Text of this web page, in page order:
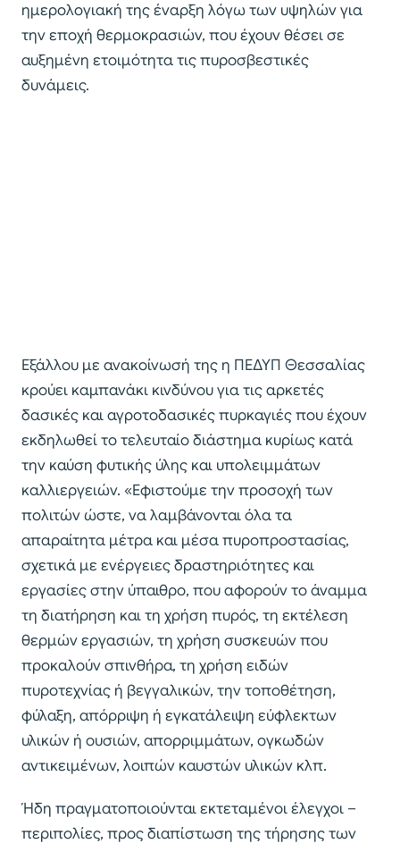
ημερολογιακή της έναρξη λόγω των υψηλών για
την εποχή θερμοκρασιών, που έχουν θέσει σε
αυξημένη ετοιμότητα τις πυροσβεστικές
δυνάμεις.
Εξάλλου με ανακοίνωσή της η ΠΕΔΥΠ Θεσσαλίας
κρούει καμπανάκι κινδύνου για τις αρκετές
δασικές και αγροτοδασικές πυρκαγιές που έχουν
εκδηλωθεί το τελευταίο διάστημα κυρίως κατά
την καύση φυτικής ύλης και υπολειμμάτων
καλλιεργειών. «Εφιστούμε την προσοχή των
πολιτών ώστε, να λαμβάνονται όλα τα
απαραίτητα μέτρα και μέσα πυροπροστασίας,
σχετικά με ενέργειες δραστηριότητες και
εργασίες στην ύπαιθρο, που αφορούν το άναμμα
τη διατήρηση και τη χρήση πυρός, τη εκτέλεση
θερμών εργασιών, τη χρήση συσκευών που
προκαλούν σπινθήρα, τη χρήση ειδών
πυροτεχνίας ή βεγγαλικών, την τοποθέτηση,
φύλαξη, απόρριψη ή εγκατάλειψη εύφλεκτων
υλικών ή ουσιών, απορριμμάτων, ογκωδών
αντικειμένων, λοιπών καυστών υλικών κλπ.
Ήδη πραγματοποιούνται εκτεταμένοι έλεγχοι –
περιπολίες, προς διαπίστωση της τήρησης των